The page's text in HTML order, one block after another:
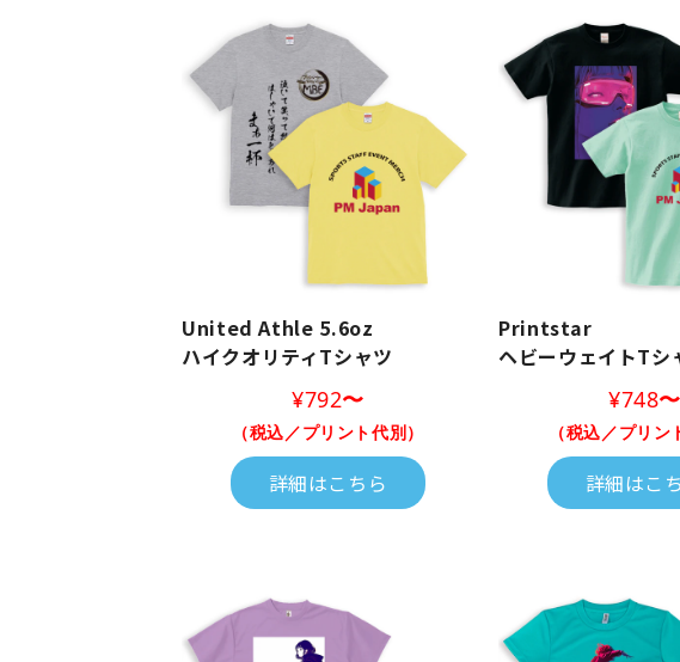
United Athle 5.6oz
ハイクオリティTシャツ
¥792〜
（税込／プリント代別）
詳細はこちら
Printstar
ヘビーウェイトTシ
¥748〜
（税込／プリン
詳細はこ